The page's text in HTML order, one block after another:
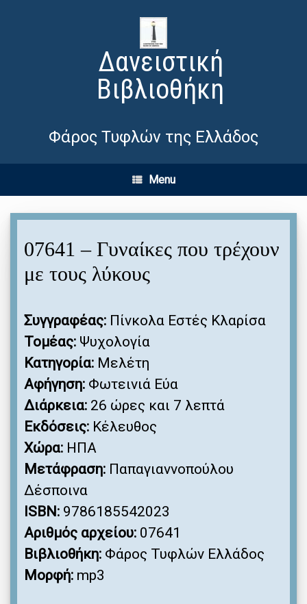
Δανειστική
Βιβλιοθήκη
Φάρος Τυφλών της Ελλάδος
Menu
07641 – Γυναίκες που τρέχουν
με τους λύκους
Συγγραφέας: Πίνκολα Εστές Κλαρίσα
Τομέας: Ψυχολογία
Κατηγορία: Μελέτη
Αφήγηση: Φωτεινιά Εύα
Διάρκεια: 26 ώρες και 7 λεπτά
Εκδόσεις: Κέλευθος
Χώρα: ΗΠΑ
Μετάφραση: Παπαγιαννοπούλου
Δέσποινα
ISBN: 9786185542023
Αριθμός αρχείου: 07641
Βιβλιοθήκη: Φάρος Τυφλών Ελλάδος
Μορφή: mp3